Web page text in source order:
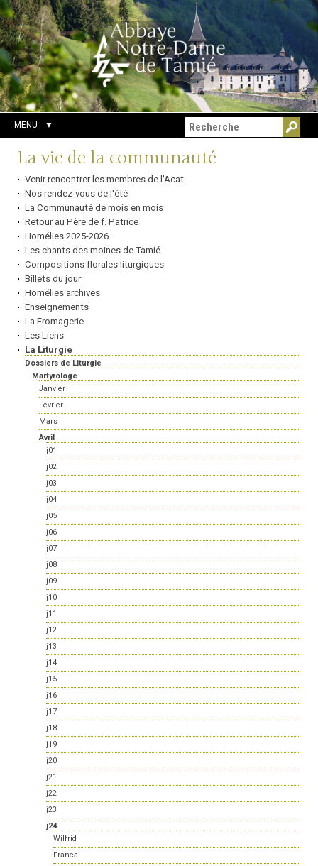
Aller
au
contenu.
|
Aller
à
la
navigation
Outils
personnels
Chercher par
Recherche
avancée…
MENU
Navigation
La vie de la communauté
Venir rencontrer les membres de l'Acat
Nos rendez-vous de l'été
La Communauté de mois en mois
Retour au Père de f. Patrice
Homélies 2025-2026
Les chants des moines de Tamié
Compositions florales liturgiques
Billets du jour
Homélies archives
Enseignements
La Fromagerie
Les Liens
La Liturgie
Dossiers de Liturgie
Martyrologe
Janvier
Février
Mars
Avril
j01
j02
j03
j04
j05
j06
j07
j08
j09
j10
j11
j12
j13
j14
j15
j16
j17
j18
j19
j20
j21
j22
j23
j24
Wilfrid
Franca